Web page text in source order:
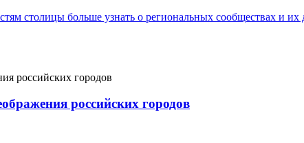
столицы больше узнать о региональных сообществах и их
российских городов